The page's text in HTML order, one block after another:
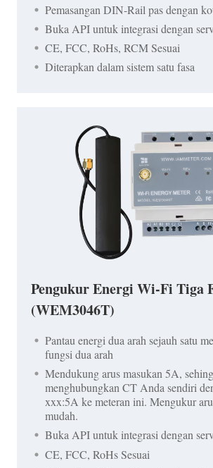
Pemasangan DIN-Rail pas dengan
Buka API untuk integrasi dengan
CE, FCC, RoHs, RCM Sesuai
Diterapkan dalam sistem satu fasa
Pengukur Energi Wi-Fi Tiga
(WEM3046T)
Pantau energi dua arah sejauh satu
fungsi dua arah
Mendukung arus masukan 5A,
menghubungkan CT Anda sendiri
xxx:5A ke meteran ini. Mengukur
mudah.
Buka API untuk integrasi dengan
CE, FCC, RoHs Sesuai